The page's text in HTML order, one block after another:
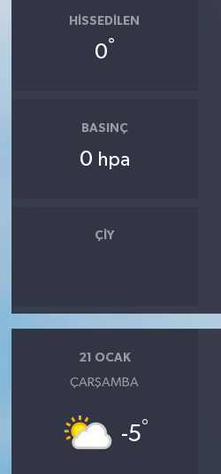
HISSEDILEN
0°
BASINÇ
0 hpa
ÇIY
21 OCAK
ÇARŞAMBA
-5°